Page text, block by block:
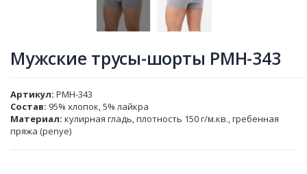
Мужские трусы-шорты PMH-343
Артикул PMH-343
Состав: 95% хлопок, 5% лайкра
Материал: кулирная гладь, плотность 150 г/м.кв., гребенная
пряжа (penye)